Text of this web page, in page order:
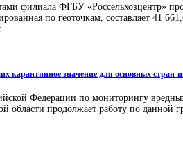
филиала ФГБУ «Россельхозцентр»
по геоточкам, составляет 41
карантинное значение для основных стран-
Федерации по мониторингу
продолжает работу по